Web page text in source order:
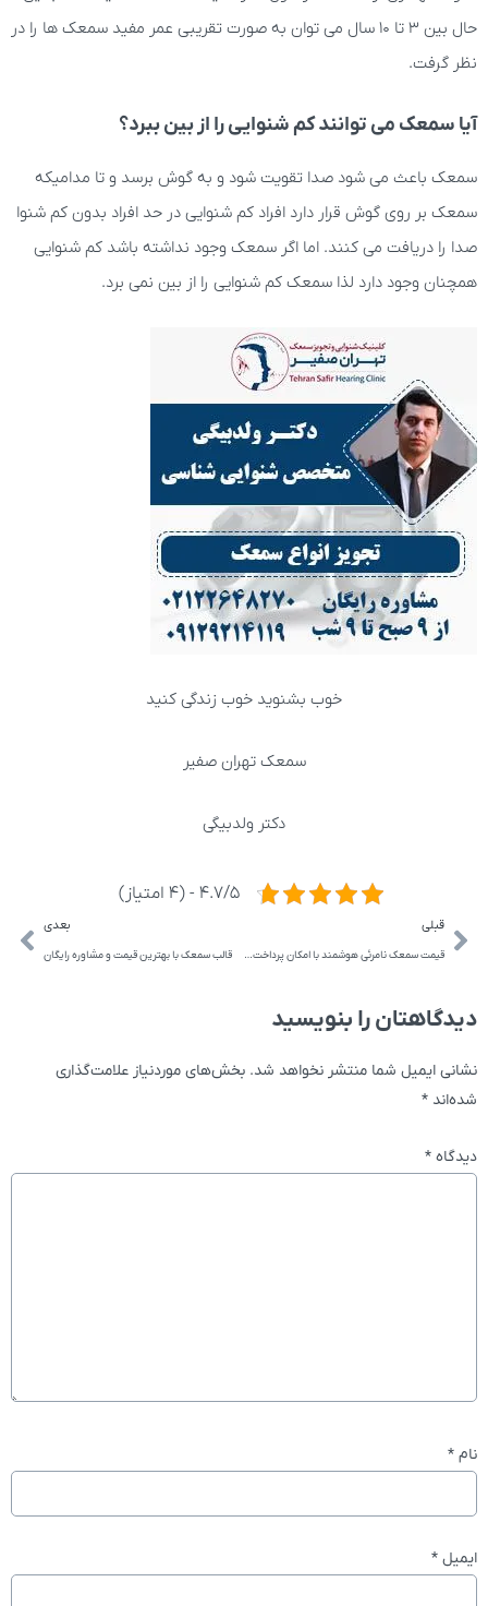
حال بین 3 تا 10 سال می توان به صورت تقریبی عمر مفید سمعک ها را در
نظر گرفت.
آیا سمعک می توانند کم شنوایی را از بین ببرد؟
سمعک باعث می شود صدا تقویت شود و به گوش برسد و تا مدامیکه
سمعک بر روی گوش قرار دارد افراد کم شنوایی در حد افراد بدون کم شنوا
صدا را دریافت می کنند. اما اگر سمعک وجود نداشته باشد کم شنوایی
همچنان وجود دارد لذا سمعک کم شنوایی را از بین نمی برد.
خوب بشنوید خوب زندگی کنید
سمعک تهران صفیر
دکتر ولدبیگی
4.7/5 - (4 امتیاز)
قبلی
قیمت سمعک نامرئی هوشمند با امکان پرداخت اقساطی
بعدی
قالب سمعک با بهترین قیمت و مشاوره رایگان
دیدگاهتان را بنویسید
نشانی ایمیل شما منتشر نخواهد شد. بخش‌های موردنیاز علامت‌گذاری
شده‌اند *
دیدگاه *
نام *
ایمیل *